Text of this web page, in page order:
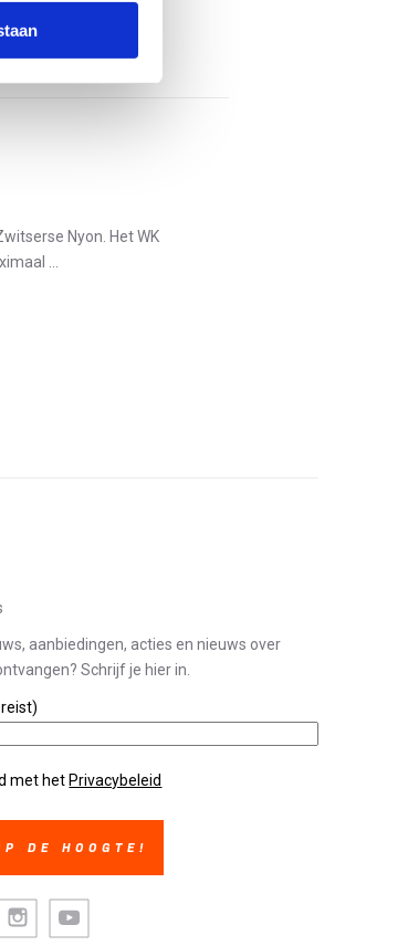
Nyon. Het WK
...
aanbiedingen, acties en nieuws over
Schrijf je hier in.
met het Privacybeleid